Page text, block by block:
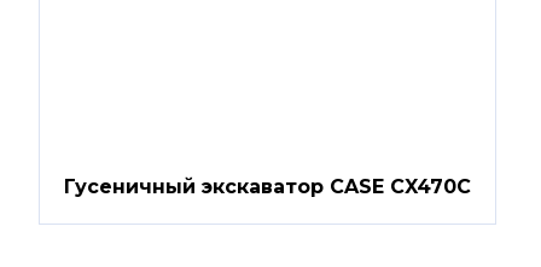
Гусеничный экскаватор CASE CX470C